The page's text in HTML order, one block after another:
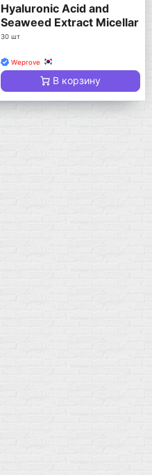
Hyaluronic Acid and
Seaweed Extract Micellar
Tissues
30 шт
Weprove
В корзину